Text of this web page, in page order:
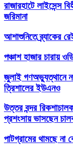
রাজারহাটে লাইসেন্স
জরিমানা
আশাশুনিতে ব্র্যাকের
পঞ্চাশ হাজার চারায়
জুলাই গণঅভ্যুত্থানে
ত্রিশালের ইউএনও
উত্তর বন্দর
প্রশংসায় ভাসছেন
পাটগ্রামের থামছে না